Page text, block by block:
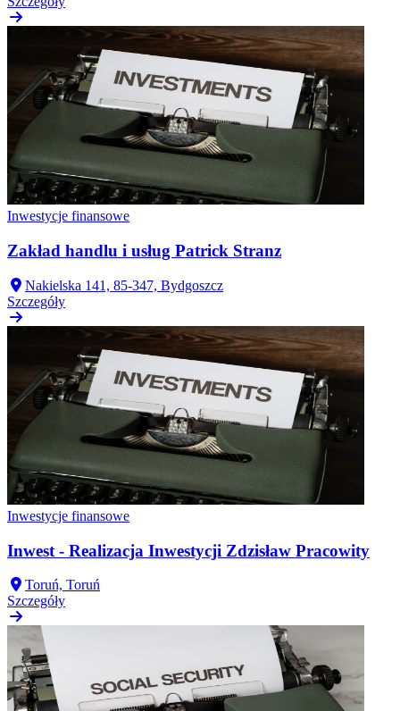
Inwestycje finansowe
Zakład handlu i usług Patrick Stranz
Nakielska 141, 85-347, Bydgoszcz
Szczegóły
Inwestycje finansowe
Inwest - Realizacja Inwestycji Zdzisław Pracowity
Toruń, Toruń
Szczegóły